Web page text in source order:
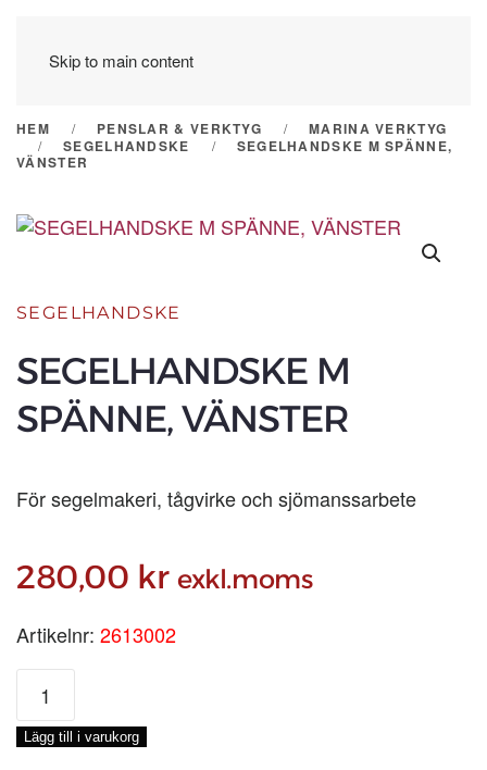
Skip to main content
HEM PENSLAR & VERKTYG
MARINA VERKTYG
SEGELHANDSKE
SEGELHANDSKE M SPÄNNE,
VÄNSTER
SEGELHANDSKE
SEGELHANDSKE M
SPÄNNE, VÄNSTER
För segelmakeri, tågvirke och sjömanssarbete
280,00 kr exkl.moms
Artikelnr: 2613002
SEGELHANDSKE
SPÄNNE,
VÄNSTER
Lägg till i varukorg